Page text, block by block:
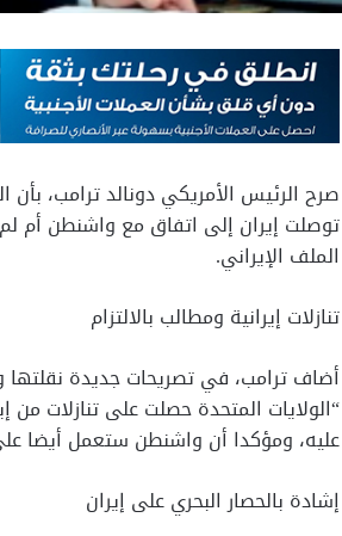
صرح الرئيس الأمريكي دونالد ترامب،
توصلت إيران إلى اتفاق مع واشنطن أم
الملف الإيراني.
تنازلات إيرانية ومطالب بالالتزام
أضاف ترامب، في تصريحات جديدة نقلتها
“الولايات المتحدة حصلت على تنازلات
عليه، ومؤكدا أن واشنطن ستعمل أيضا
إشادة بالحصار البحري على إيران